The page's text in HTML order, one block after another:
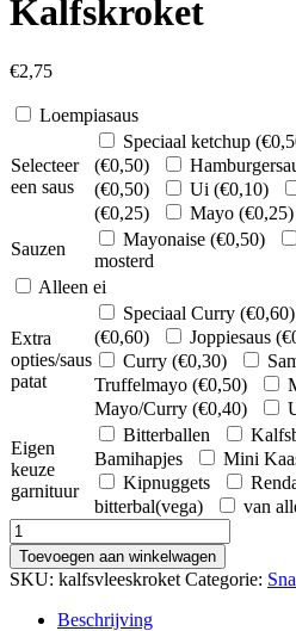
Kalfskroket
€2,75
Loempiasaus
Selecteer
een saus
Speciaal ketchup (€
(€0,50)
(€0,50) Ui (€0,10)
(€0,25) Mayo (€0,25)
Sauzen
Mayonaise (€0,50)
mosterd
Alleen ei
Extra
opties/saus
patat
Speciaal Curry (€0,60)
(€0,60) Joppiesaus (€
Curry (€0,30)
Truffelmayo (€0,50)
Mayo/Curry (€0,40)
Eigen
keuze
garnituur
Bitterballen
Bamihapjes
Mini
Kipnuggets
bitterbal(vega)
van
Kalfskroket
aantal
Toevoegen aan winkelwagen
SKU: kalfsvleeskroket Categorie:
Beschrijving